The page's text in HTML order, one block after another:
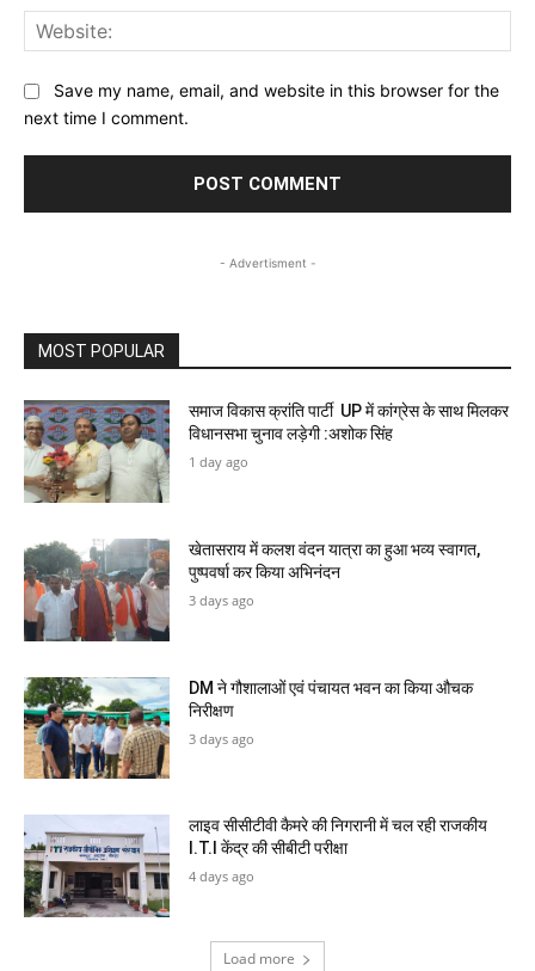
Save my name, email, and website in this browser for the
next time I comment.
- Advertisment -
MOST POPULAR
समाज विकास क्रांति पार्टी UP में कांग्रेस के साथ मिलकर
विधानसभा चुनाव लड़ेगी :अशोक सिंह
1 day ago
खेतासराय में कलश वंदन यात्रा का हुआ भव्य स्वागत,
पुष्पवर्षा कर किया अभिनंदन
3 days ago
DM ने गौशालाओं एवं पंचायत भवन का किया औचक
निरीक्षण
3 days ago
लाइव सीसीटीवी कैमरे की निगरानी में चल रही राजकीय
I.T.I केंद्र की सीबीटी परीक्षा
4 days ago
Load more